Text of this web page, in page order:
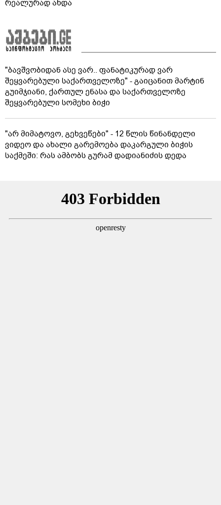
რეალურად ახდა
"ბავშვობიდან ასე ვარ.. ფანატიკურად ვარ
შეყვარებული საქართველოზე" - გაიცანით მარტინ
გუიმჯიანი, ქართულ ენასა და საქართველოზე
შეყვარებული სომეხი ბიჭი
"არ მიმატოვო, გეხვეწები" - 12 წლის წინანდელი
ვიდეო და ახალი გარემოება დაკარგული ბიჭის
საქმეში: რას ამბობს გურამ დადიანიძის დედა